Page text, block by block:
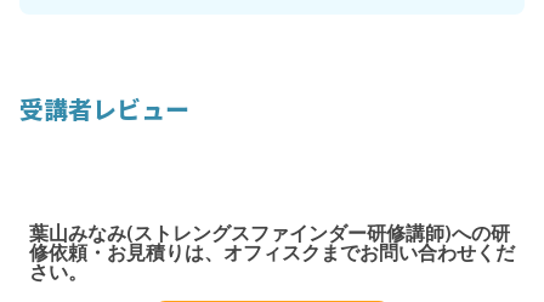
受講者レビュー
葉山みなみ(ストレングスファインダー研修講師)への研
修依頼・お見積りは、オフィスクまでお問い合わせくだ
さい。